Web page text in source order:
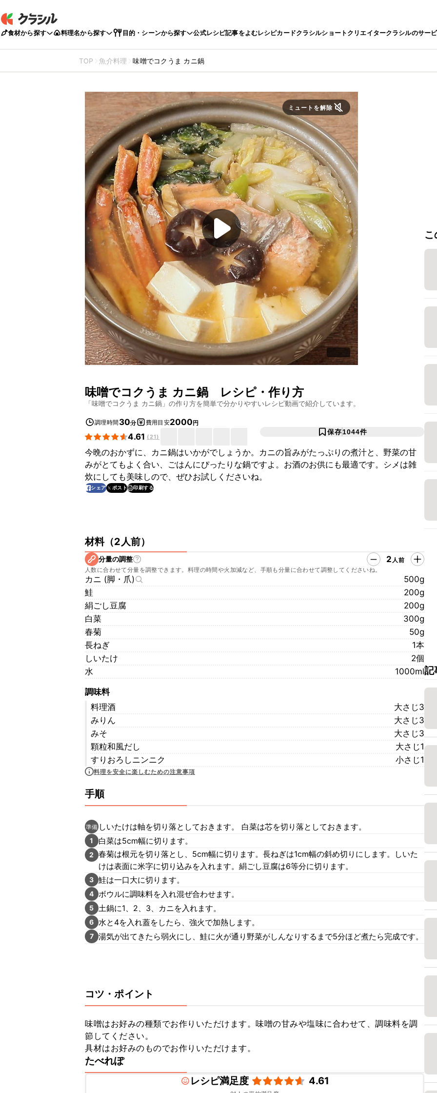
食材から探す 料理名から探す 目的・シーンから探す 公式レシピ記事をよむレシピカードクラシルショートクリエイタークラシルのサー
TOP 魚介料理 味噌でコクうま カニ鍋
ミュートを解除
味噌でコクうま カニ鍋 レシピ・作り方
「味噌でコクうま カニ鍋 」の作り方を簡単で分かりやすいレシピ動画で紹介しています。
調理時間 30分 費用目安2000円
4.61 (21)
保存1044件
今晩のおかずに、カニ鍋はいかがでしょうか。カニの旨みがたっぷりの煮汁と、野菜の甘
みがとてもよく合い、ごはんにぴったりな鍋ですよ。お酒のお供にも最適です。シメは雑
炊にしても美味しので、ぜひお試しくださいね。
シェア ポスト 印刷する
材料（2人前）
分量の調整 2 人前
人数に合わせて分量を調整できます。料理の時間や火加減など、手順も分量に合わせて調整してくださいね。
カニ (脚・爪)
500g
鮭
200g
絹ごし豆腐
200g
白菜
300g
春菊
50g
長ねぎ
1本
しいたけ
2個
水
1000ml
調味料
料理酒
大さじ3
みりん
大さじ3
みそ
大さじ3
顆粒和風だし
大さじ1
すりおろしニンニク
小さじ1
料理を安全に楽しむための注意事項
手順
準備 しいたけは軸を切り落としておきます。 白菜は芯を切り落としておきます。
1 白菜は5cm幅に切ります。
2
春菊は根元を切り落とし、5cm幅に切ります。長ねぎは1cm幅の斜め切りにします。しいた
けは表面に米字に切り込みを入れます。絹ごし豆腐は6等分に切ります。
3 鮭は一口大に切ります。
4 ボウルに調味料を入れ混ぜ合わせます。
5 土鍋に1、2、3、カニを入れます。
6 水と4を入れ蓋をしたら、強火で加熱します。
7 湯気が出てきたら弱火にし、鮭に火が通り野菜がしんなりするまで5分ほど煮たら完成です。
コツ・ポイント
味噌はお好みの種類でお作りいただけます。味噌の甘みや塩味に合わせて、調味料を調
節してください。
具材はお好みのものでお作りいただけます。
たべれぽ
レシピ満足度
4.61
記